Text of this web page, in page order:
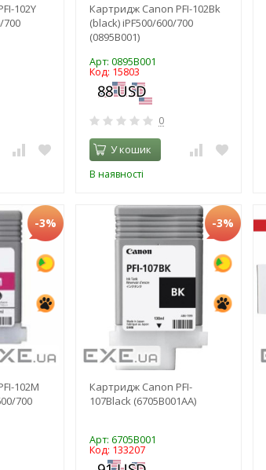
102Y
700
Картридж Canon PFI-102Bk
(black) iPF500/600/700
(0895B001)
Арт: 0895B001
Код: 15803
0
У кошик
В наявності
-3%
102M
700
-3%
Картридж Canon PFI-
107Black (6705B001AA)
Арт: 6705B001
Код: 133207